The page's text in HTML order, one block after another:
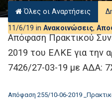
Όλες οι Αναρτήσεις
11/6/19 in Ανακοινώσεις,
Απόφαση Πρακτικού
2019 του ΕΛΚΕ για την
7426/27-03-19 με ΑΔΑ:
Απόφαση 255/10-06-2019